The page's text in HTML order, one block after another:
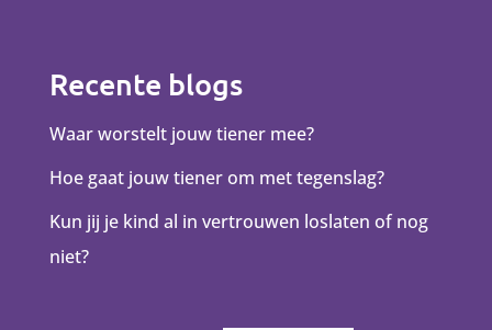
Recente blogs
Waar worstelt jouw tiener mee?
Hoe gaat jouw tiener om met tegenslag?
Kun jij je kind al in vertrouwen loslaten of nog
niet?